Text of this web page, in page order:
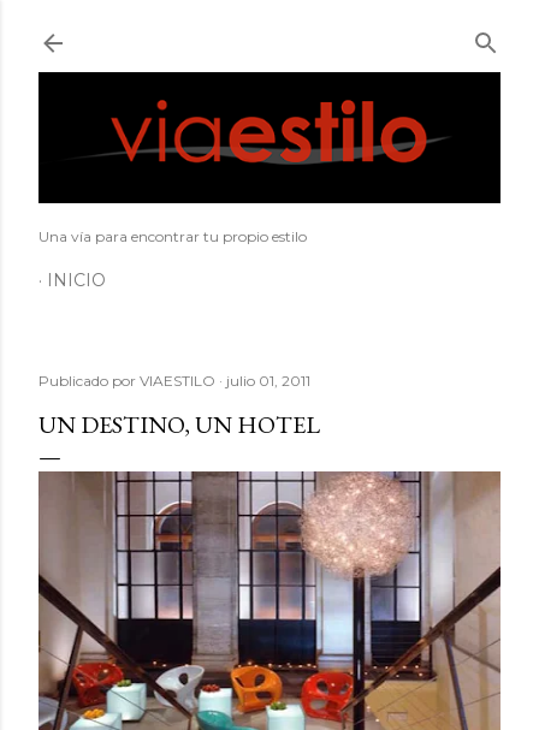
Una vía para encontrar tu propio estilo
INICIO
Publicado por VIAESTILO julio 01, 2011
UN DESTINO, UN HOTEL